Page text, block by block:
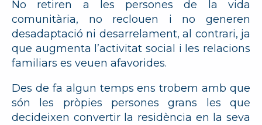
No retiren a les persones de la vida
comunitària, no reclouen i no generen
desadaptació ni desarrelament, al contrari, ja
que augmenta l’activitat social i les relacions
familiars es veuen afavorides.
Des de fa algun temps ens trobem amb que
són les pròpies persones grans les que
decideixen convertir la residència en la seva